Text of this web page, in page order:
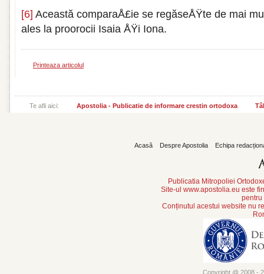
[6] Această comparaÅ£ie se regăseÅŸte de mai
ales la proorocii Isaia ÅŸi Iona.
Printeaza articolul
Te afli aici: Apostolia - Publicatie de informare crestin ortodoxa
Acasă Despre Apostolia Echipa
Publicatia Mitropoliei
Site-ul www.apostolia.eu este
pentru
Conținutul acestui website nu
Copyright @ 2008 -